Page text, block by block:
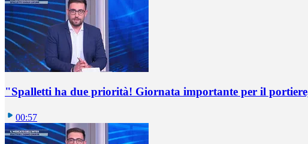
"Spalletti ha due priorità! Giornata importante per il
00:57